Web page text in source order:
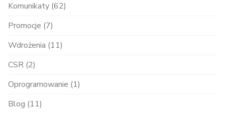
Komunikaty (62)
Promocje (7)
Wdrożenia (11)
CSR (2)
Oprogramowanie (1)
Blog (11)